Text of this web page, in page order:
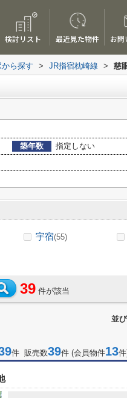
検討リスト 最近見た物件 お問
ら探す > JR指宿枕崎線 > 慈
築年数
指定しない
宇宿(55)
39 件が該当
並
件 販売数39件 (会員物件13